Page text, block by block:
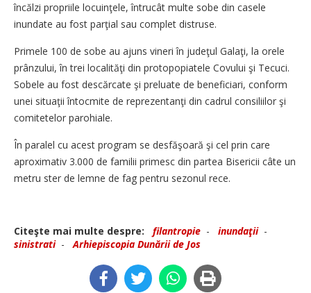
încălzi propriile locuinţele, întrucât multe sobe din casele
inundate au fost parţial sau complet distruse.
Primele 100 de sobe au ajuns vineri în judeţul Galaţi, la orele
prânzului, în trei localităţi din protopopiatele Covului şi Tecuci.
Sobele au fost descărcate şi preluate de beneficiari, conform
unei situaţii întocmite de reprezentanţi din cadrul consiliilor şi
comitetelor parohiale.
În paralel cu acest program se desfăşoară şi cel prin care
aproximativ 3.000 de familii primesc din partea Bisericii câte un
metru ster de lemne de fag pentru sezonul rece.
Citeşte mai multe despre: filantropie - inundaţii-
sinistrati-Arhiepiscopia Dunării de Jos